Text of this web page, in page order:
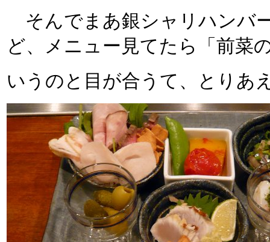
そんでまあ銀シャリハンバ
ど、メニュー見てたら「前菜
いうのと目が合うて、とりあ